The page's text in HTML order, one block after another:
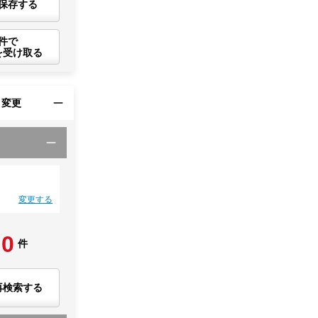
存する
で
受け取る
更
変更する
0 件
検索する